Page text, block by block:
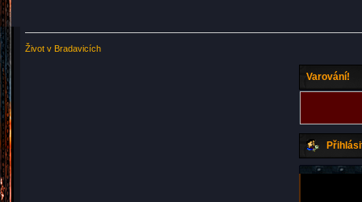
Život v Bradavicích
Varování!